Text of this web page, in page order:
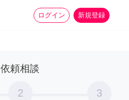
ログイン 新規登録
家事 more_horiz
依頼相談
2 3